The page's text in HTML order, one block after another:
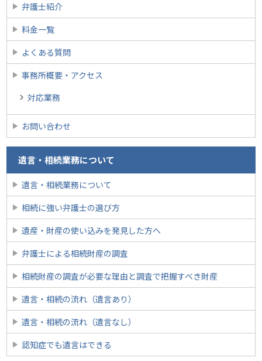
弁護士紹介
料金一覧
よくある質問
事務所概要・アクセス
対応業務
お問い合わせ
遺言・相続業務について
遺言・相続業務について
相続に強い弁護士の選び方
遺産・財産の使い込みを発見した方へ
弁護士による相続財産の調査
相続財産の調査が必要な理由と調査で把握すべき財産
遺言・相続の流れ（遺言あり）
遺言・相続の流れ（遺言なし）
認知症でも遺言はできる